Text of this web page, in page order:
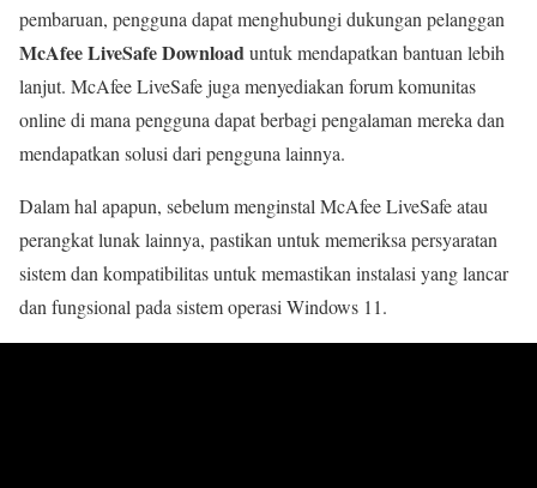
pembaruan, pengguna dapat menghubungi dukungan pelanggan
McAfee LiveSafe Downloaduntuk mendapatkan bantuan lebih
lanjut. McAfee LiveSafe juga menyediakan forum komunitas
online di mana pengguna dapat berbagi pengalaman mereka dan
mendapatkan solusi dari pengguna lainnya.
Dalam hal apapun, sebelum menginstal McAfee LiveSafe atau
perangkat lunak lainnya, pastikan untuk memeriksa persyaratan
sistem dan kompatibilitas untuk memastikan instalasi yang lancar
dan fungsional pada sistem operasi Windows 11.